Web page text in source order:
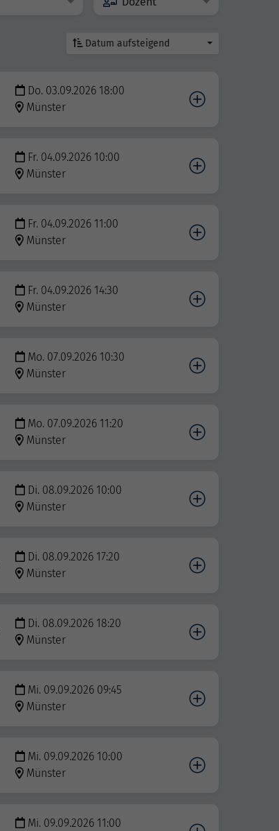
Datum aufsteigend
Do. 03.09.2026 18:00
Münster
Fr. 04.09.2026 10:00
Münster
Fr. 04.09.2026 11:00
Münster
Fr. 04.09.2026 14:30
Münster
Mo. 07.09.2026 10:30
Münster
Mo. 07.09.2026 11:20
Münster
Di. 08.09.2026 10:00
Münster
Di. 08.09.2026 17:20
Münster
Di. 08.09.2026 18:20
Münster
Mi. 09.09.2026 09:45
Münster
Mi. 09.09.2026 10:00
Münster
Mi. 09.09.2026 11:00